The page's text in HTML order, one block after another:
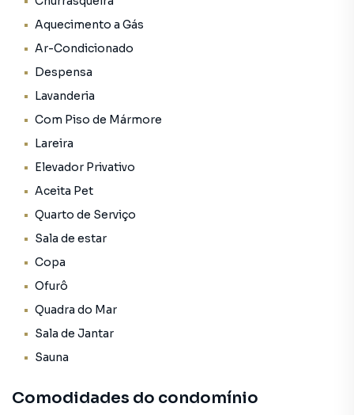
Aquecimento a Gás
Ar-Condicionado
Despensa
Lavanderia
Com Piso de Mármore
Lareira
Elevador Privativo
Aceita Pet
Quarto de Serviço
Sala de estar
Copa
Ofurô
Quadra do Mar
Sala de Jantar
Sauna
Comodidades do condomínio